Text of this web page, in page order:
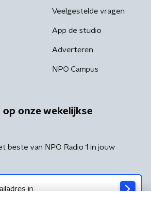
Veelgestelde vragen
App de studio
Adverteren
NPO Campus
op onze wekelijkse
beste van NPO Radio 1 in jouw